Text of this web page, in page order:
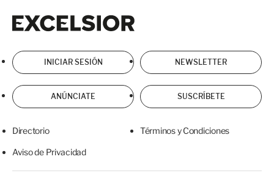
INICIAR SESIÓN NEWSLETTER
ANÚNCIATE SUSCRÍBETE
Directorio Términos y Condiciones
Aviso de Privacidad